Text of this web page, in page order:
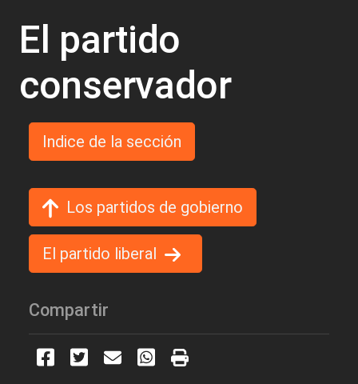
El partido
conservador
Indice de la sección
Los partidos de gobierno
El partido liberal
Compartir